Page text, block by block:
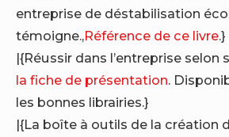
entreprise de déstabilisation
témoigne.,Référence de ce livre.}
|{Réussir dans l’entreprise selon
la fiche de présentation.
les bonnes librairies.}
|{La boîte à outils de la création